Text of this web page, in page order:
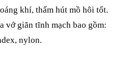
khí, thấm hút mồ hôi tốt.
vớ giãn tĩnh mạch bao gồm:
nylon.